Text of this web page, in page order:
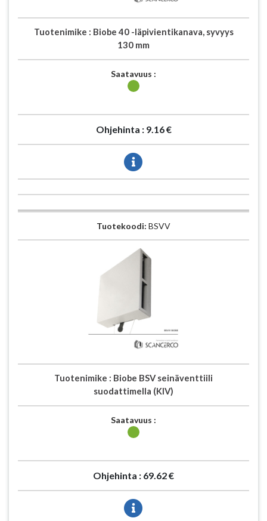
Tuotenimike : Biobe 40 -läpivientikanava, syvyys
130 mm
Saatavuus :
Ohjehinta : 9.16 €
Tuotekoodi: BSVV
Tuotenimike : Biobe BSV seinäventtiili
suodattimella (KIV)
Saatavuus :
Ohjehinta : 69.62 €